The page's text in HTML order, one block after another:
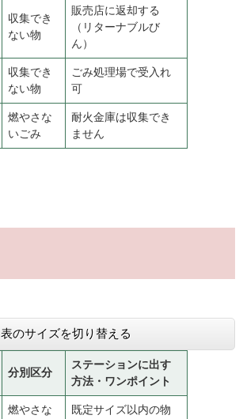
収集でき
ない物
販売店に返却する
（リターナブルび
ん）
収集でき
ない物
ごみ処理場で受入れ
可
燃やさな
いごみ
耐火金庫は収集でき
ません
表のサイズを切り替える
分別区分
ステーションに出す
方法・ワンポイント
燃やさな
既定サイズ以内の物